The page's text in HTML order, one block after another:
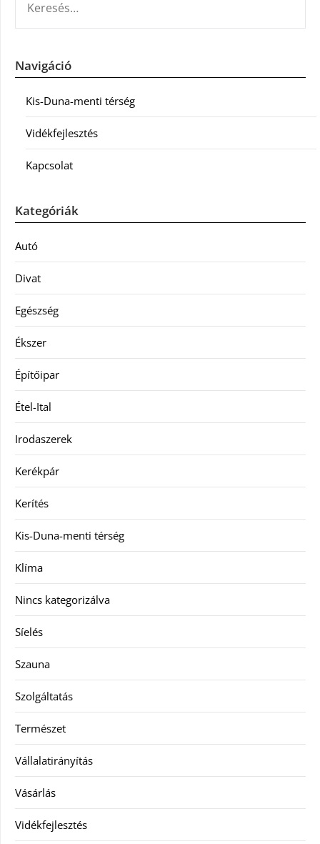
Navigáció
Kis-Duna-menti térség
Vidékfejlesztés
Kapcsolat
Kategóriák
Autó
Divat
Egészség
Ékszer
Építőipar
Étel-Ital
Irodaszerek
Kerékpár
Kerítés
Kis-Duna-menti térség
Klíma
Nincs kategorizálva
Síelés
Szauna
Szolgáltatás
Természet
Vállalatirányítás
Vásárlás
Vidékfejlesztés